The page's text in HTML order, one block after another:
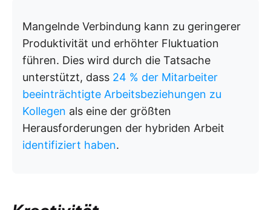
Mangelnde Verbindung kann zu geringerer
Produktivität und erhöhter Fluktuation
führen. Dies wird durch die Tatsache
unterstützt, dass 24 % der Mitarbeiter
beeinträchtigte Arbeitsbeziehungen zu
Kollegen als eine der größten
Herausforderungen der hybriden Arbeit
identifiziert haben.